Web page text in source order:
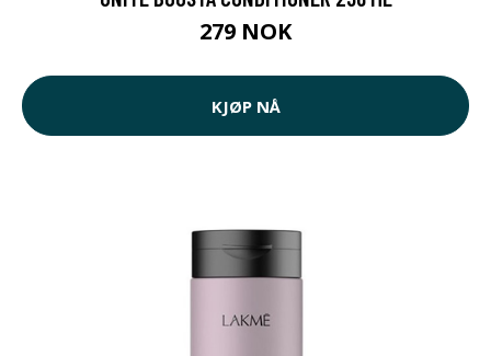
279 NOK
KJØP NÅ